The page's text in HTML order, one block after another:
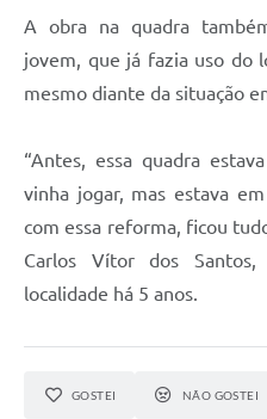
A obra na quadra
jovem, que já fazia uso do
mesmo diante da situação
“Antes, essa quadra
vinha jogar, mas estava
com essa reforma, ficou
Carlos Vítor dos
localidade há 5 anos.
GOSTEI NÃO GOSTEI